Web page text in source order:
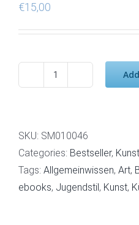
€15,00
Nouveau
quantity
SKU: SM010046
Categories: Bestseller, Kunst
Tags: Allgemeinwissen, Art,
ebooks, Jugendstil, Kunst,